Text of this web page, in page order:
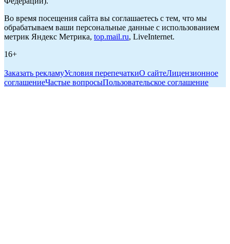
Во время посещения сайта вы соглашаетесь с тем, что мы
обрабатываем ваши персональные данные с использованием
метрик Яндекс Метрика, top.mail.ru, LiveInternet.
16+
Заказать рекламуУсловия перепечаткиО сайтеЛицензионное
соглашениеЧастые вопросыПользовательское соглашение